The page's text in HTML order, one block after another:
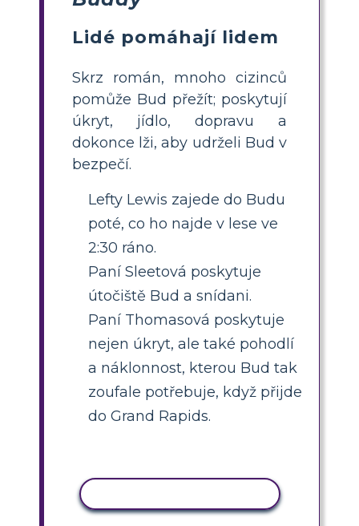
Lidé pomáhají lidem
Skrz román, mnoho cizinců
pomůže Bud přežít; poskytují
úkryt, jídlo, dopravu a
dokonce lži, aby udrželi Bud v
bezpečí.
Lefty Lewis zajede do Budu
poté, co ho najde v lese ve
2:30 ráno.
Paní Sleetová poskytuje
útočiště Bud a snídani.
Paní Thomasová poskytuje
nejen úkryt, ale také pohodlí
a náklonnost, kterou Bud tak
zoufale potřebuje, když přijde
do Grand Rapids.